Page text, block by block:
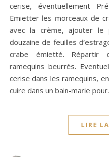
cerise, éventuellement
Emietter les morceaux de
avec la crème, ajouter le
douzaine de feuilles
crabe émietté. Répartir
ramequins beurrés.
cerise dans les ramequins,
cuire dans un bain-marie
LIRE